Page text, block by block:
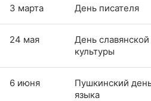
3 марта День писателя
24 мая
День
культуры
6 июня
Пушкинский
языка